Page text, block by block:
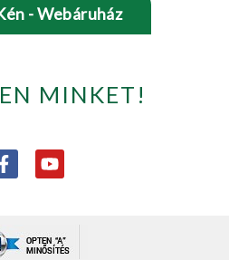
- Webáruház
MINKET!
F
a
b
o
Y
o
u
b